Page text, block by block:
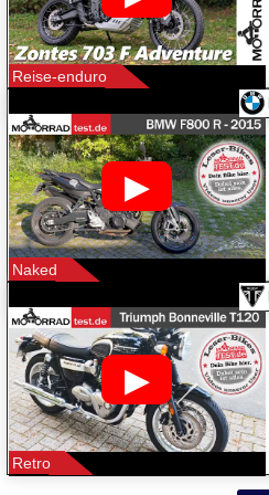
Reise-enduro
▶
Naked
▶
Retro